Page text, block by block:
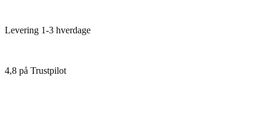
Levering 1-3 hverdage
4,8 på Trustpilot